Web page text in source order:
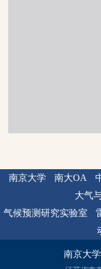
南京大学 南大OA
大气
气候预测研究实验室
南京大